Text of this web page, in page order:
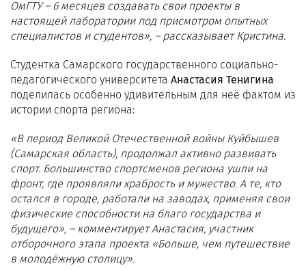
ОмГТУ – 6 месяцев создавать свои проекты в
настоящей лаборатории под присмотром опытных
специалистов и студентов», – рассказывает Кристина.
Студентка Самарского государственного социально-
педагогического университета Анастасия Тенигина
поделилась особенно удивительным для неё фактом из
истории спорта региона:
«В период Великой Отечественной войны Куйбышев
(Самарская область), продолжал активно развивать
спорт. Большинство спортсменов региона ушли на
фронт, где проявляли храбрость и мужество. А те, кто
остался в городе, работали на заводах, применяя свои
физические способности на благо государства и
будущего», – комментирует Анастасия, участник
отборочного этапа проекта «Больше, чем путешествие
в молодёжную столицу».